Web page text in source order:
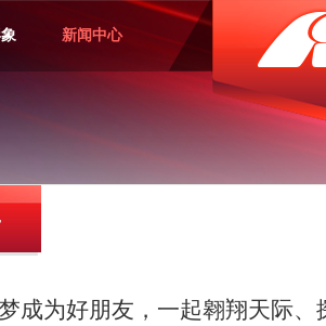
新闻中心
成为好朋友，一起翱翔天际、